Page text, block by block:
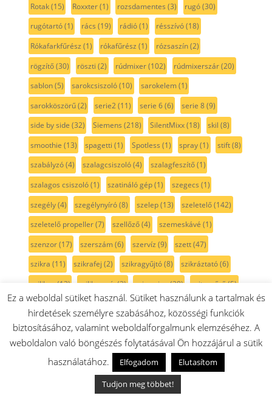
Rotak(15) Roxxter(1) rozsdamentes (3) rugó(30)
rugótartó(1) rács (19) rádió(1) résszívó(18)
Rókafarkfűrész (1) rókafűrész (1) rózsaszín(2)
rögzítő(30) röszti (2) rúdmixer(102) rúdmixerszár(20)
sablon(5) sarokcsiszoló(10) sarokelem(1)
sarokköszörű(2) serie2(11) serie 6(6) serie 8(9)
side by side (32) Siemens (218) SilentMixx(18) skil (8)
smoothie (13) spagetti (1) Spotless (1) spray(1) stift(8)
szabályzó(4) szalagcsiszoló(4) szalagfeszítő(1)
szalagos csiszoló(1) szatináló gép(1) szegecs (1)
szegély(4) szegélynyíró(8) szelep(13) szeletelő(142)
szeletelő propeller(7) szellőző(4) szemeskávé (1)
szenzor(17) szerszám(6) szervíz (9) szett(47)
szikra (11) szikrafej (2) szikragyűjtó(8) szikráztató(6)
szilikon(13) szilikonzsír(2) szimering(28) szitaszűrő(5)
szivattyú(29) szivattyúház(4) szán (4) szárny(3)
szárítógép
(106) szárítógépajtó (13) szárítógép szíj
(15)
szárítógépszűrő(4) szénfilter(4) szénkefe(41)
szénkefe pár(22) szénkefe tartó(4) szénszűrő(1)
(3) színtelen(10) szívócső
Ez a weboldal sütiket használ. Sütiket használunk a tartalmak és
hirdetések személyre szabásához, közösségi funkciók
biztosításához, valamint weboldalforgalmunk elemzéséhez. A
weboldalon való böngészés folytatásával Ön hozzájárul a sütik
használatához.
Elfogadom
Elutasítom
Tudjon meg többet!